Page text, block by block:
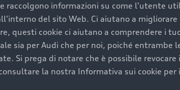
raccolgono informazioni su come l'utente
del sito Web. Ci aiutano a
questi cookie ci aiutano a comprendere i
sia per Audi che per noi, poiché entrambe
Si prega di notare che è possibile
la nostra Informativa sui cookie per
usata, oltre al prezzo e all'aspetto,
migliore del veicolo e a una maggiore
vettura certifica una manutenzione
evidenzia cura e attenzione del